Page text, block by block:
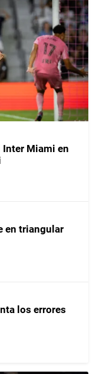
Inter Miami en
en triangular
los errores